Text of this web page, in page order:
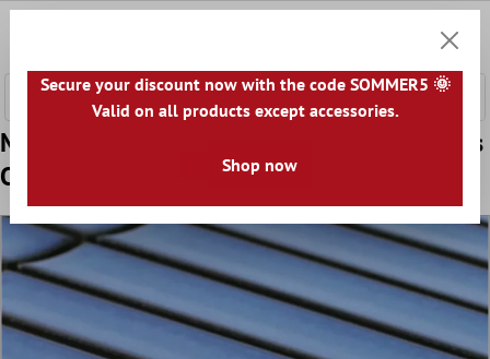
Cesta
Muestra Mosaico Cerámico Azulejos Palillos
Ontario Azul
Secure your discount now with the code SOMMER5 🌞
Valid on all products except accessories.
Shop now